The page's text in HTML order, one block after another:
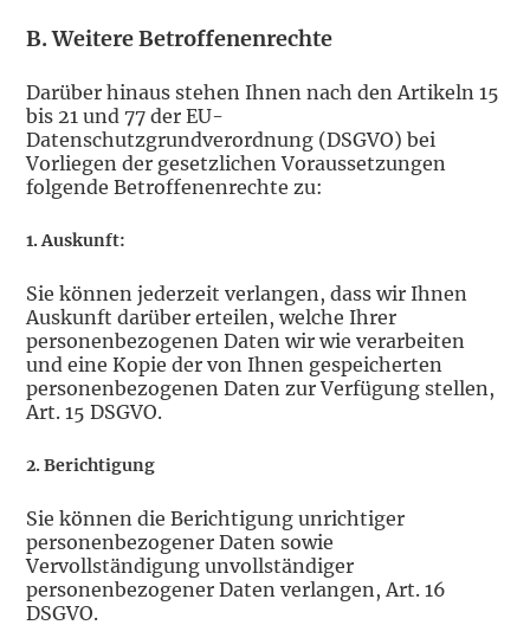
B. Weitere Betroffenenrechte
Darüber hinaus stehen Ihnen nach den Artikeln 15
bis 21 und 77 der EU-
Datenschutzgrundverordnung (DSGVO) bei
Vorliegen der gesetzlichen Voraussetzungen
folgende Betroffenenrechte zu:
1. Auskunft:
Sie können jederzeit verlangen, dass wir Ihnen
Auskunft darüber erteilen, welche Ihrer
personenbezogenen Daten wir wie verarbeiten
und eine Kopie der von Ihnen gespeicherten
personenbezogenen Daten zur Verfügung stellen,
Art. 15 DSGVO.
2. Berichtigung
Sie können die Berichtigung unrichtiger
personenbezogener Daten sowie
Vervollständigung unvollständiger
personenbezogener Daten verlangen, Art. 16
DSGVO.